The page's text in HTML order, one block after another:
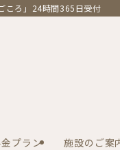
ころ」24時間365日受付
プラン 施設のご案